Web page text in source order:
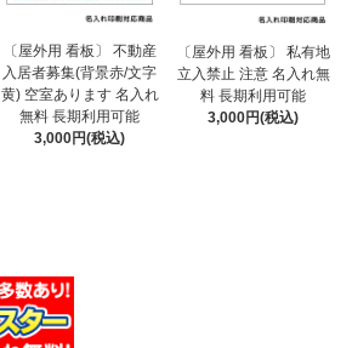
〔屋外用 看板〕 不動産
入居者募集(背景赤/文字
黄) 空室あります 名入れ
無料 長期利用可能
3,000円(税込)
〔屋外用 看板〕 私有地
立入禁止 注意 名入れ無
料 長期利用可能
3,000円(税込)